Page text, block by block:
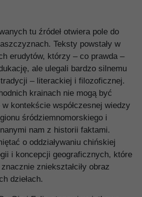
tu źródeł otwiera pole do
Teksty powstały w
erudytów, którzy – co prawda –
ale ulegali bardzo silnemu
– literackiej i filozoficznej.
krainach nie mogą być
w kontekście współczesnej wiedzy
śródziemnomorskiego i
nam z historii faktami.
o oddziaływaniu chińskiej
i koncepcji geograficznych, które
zniekształciły obraz
dziełach.